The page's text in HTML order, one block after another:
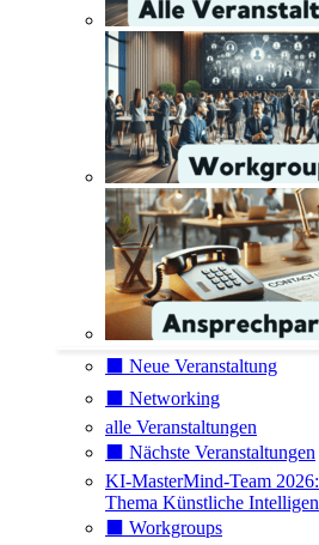
⬛️ Neue Veranstaltung
⬛️ Networking
alle Veranstaltungen
⬛️ Nächste Veranstaltungen
KI-MasterMind-Team
Thema Künstliche
⬛️ Workgroups